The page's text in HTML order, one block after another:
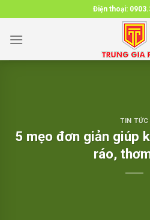
to
content
Điện thoại:
TIN TỨC
5 mẹo đơn giản giúp
ráo,